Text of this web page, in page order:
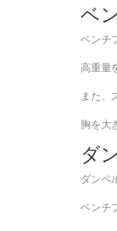
ベ
ベンチ
高重量
また、
胸を大
ダ
ダンベ
ベンチ